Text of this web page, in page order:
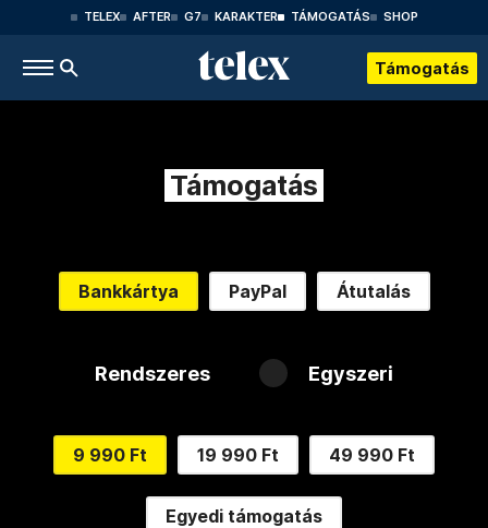
TELEX AFTER G7 KARAKTER TÁMOGATÁS SHOP
Támogatás
Támogatás
Bankkártya PayPal Átutalás
Rendszeres Egyszeri
9 990 Ft 19 990 Ft 49 990 Ft
Egyedi támogatás